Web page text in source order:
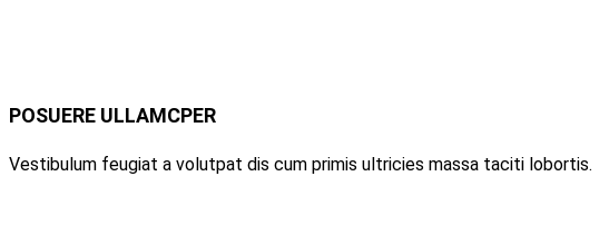
POSUERE ULLAMCPER
Vestibulum feugiat a volutpat dis cum primis ultricies massa taciti lobortis.